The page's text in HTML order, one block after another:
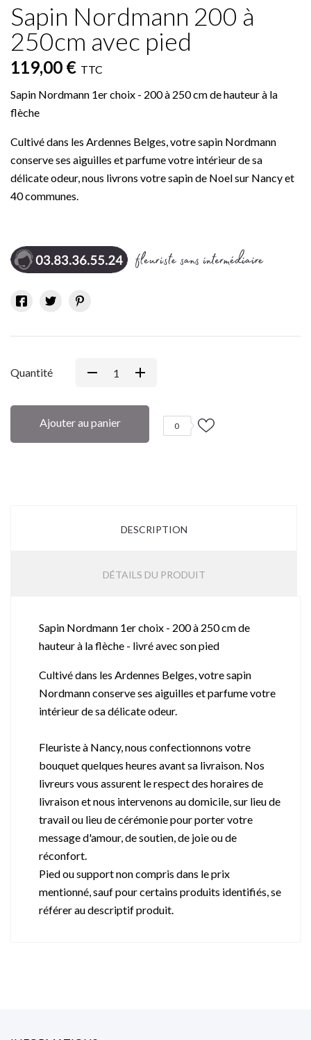
Sapin Nordmann 200 à
250cm avec pied
119,00 € TTC
Sapin Nordmann 1er choix - 200 à 250 cm de hauteur à la
flèche
Cultivé dans les Ardennes Belges, votre sapin Nordmann
conserve ses aiguilles et parfume votre intérieur de sa
délicate odeur, nous livrons votre sapin de Noel sur Nancy et
40 communes.
Quantité
Ajouter au panier 0
DESCRIPTION
DÉTAILS DU PRODUIT
Sapin Nordmann 1er choix - 200 à 250 cm de
hauteur à la flèche - livré avec son pied
Cultivé dans les Ardennes Belges, votre sapin
Nordmann conserve ses aiguilles et parfume votre
intérieur de sa délicate odeur.
Fleuriste à Nancy, nous confectionnons votre
bouquet quelques heures avant sa livraison. Nos
livreurs vous assurent le respect des horaires de
livraison et nous intervenons au domicile, sur lieu de
travail ou lieu de cérémonie pour porter votre
message d'amour, de soutien, de joie ou de
réconfort.
Pied ou support non compris dans le prix
mentionné, sauf pour certains produits identifiés, se
référer au descriptif produit.